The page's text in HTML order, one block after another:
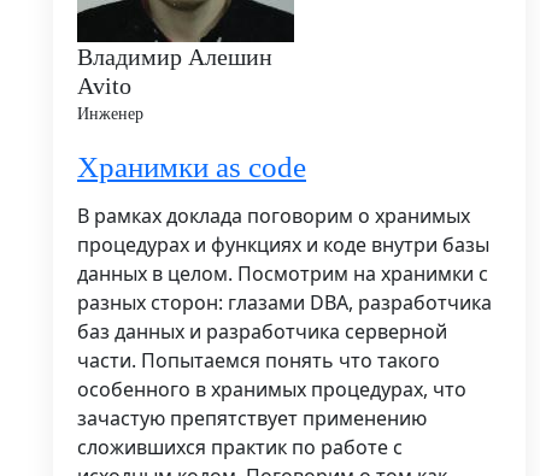
Владимир Алешин
Avito
Инженер
Хранимки as code
В рамках доклада поговорим о хранимых
процедурах и функциях и коде внутри базы
данных в целом. Посмотрим на хранимки с
разных сторон: глазами DBA, разработчика
баз данных и разработчика серверной
части. Попытаемся понять что такого
особенного в хранимых процедурах, что
зачастую препятствует применению
сложившихся практик по работе с